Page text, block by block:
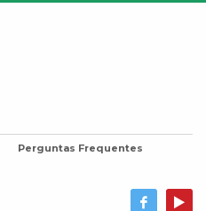
Perguntas Frequentes